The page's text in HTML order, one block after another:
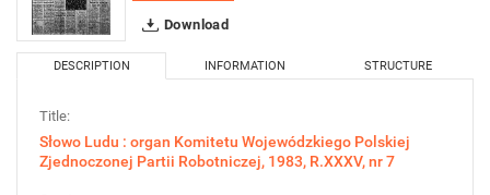
Download
DESCRIPTION INFORMATION STRUCTURE
Title:
Słowo Ludu : organ Komitetu Wojewódzkiego Polskiej
Zjednoczonej Partii Robotniczej, 1983, R.XXXV, nr 7